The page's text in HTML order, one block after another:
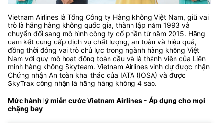
Vietnam Airlines là Tổng Công ty Hàng không Việt Nam, giữ vai
trò là hãng hàng không quốc gia, thành lập năm 1993 và
chuyển đổi sang mô hình công ty cổ phần từ năm 2015. Hãng
cam kết cung cấp dịch vụ chất lượng, an toàn và hiệu quả,
đồng thời đóng vai trò chủ lực trong ngành hàng không Việt
Nam với quy mô hoạt động toàn cầu và là thành viên của Liên
minh hàng không Skyteam. Vietnam Airlines vinh dự được nhận
Chứng nhận An toàn khai thác của IATA (IOSA) và được
SkyTrax công nhận là hãng hàng không 4 sao.
Mức hành lý miễn cước Vietnam Airlines - Áp dụng cho mọi
chặng bay